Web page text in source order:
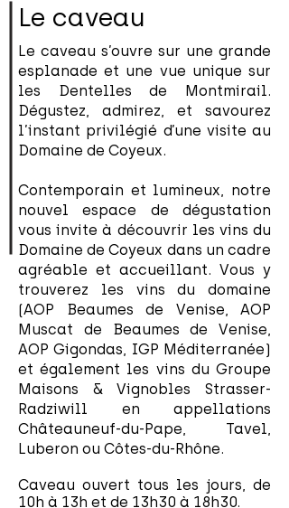
Le caveau
Le caveau s’ouvre sur une grande
esplanade et une vue unique sur
les Dentelles de Montmirail.
Dégustez, admirez, et savourez
l’instant privilégié d’une visite au
Domaine de Coyeux.
Contemporain et lumineux, notre
nouvel espace de dégustation
vous invite à découvrir les vins du
Domaine de Coyeux dans un cadre
agréable et accueillant. Vous y
trouverez les vins du domaine
(AOP Beaumes de Venise, AOP
Muscat de Beaumes de Venise,
AOP Gigondas, IGP Méditerranée)
et également les vins du Groupe
Maisons & Vignobles Strasser-
Radziwill en appellations
Châteauneuf-du-Pape, Tavel,
Luberon ou Côtes-du-Rhône.
Caveau ouvert tous les jours, de
10h à 13h et de 13h30 à 18h30.